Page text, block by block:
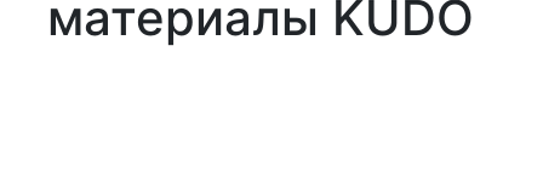
материалы KUDO